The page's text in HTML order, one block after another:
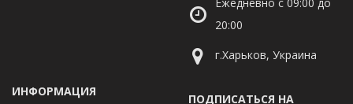
20:00
г.Харьков, Украина
ИНФОРМАЦИЯ
ПОДПИСАТЬСЯ НА